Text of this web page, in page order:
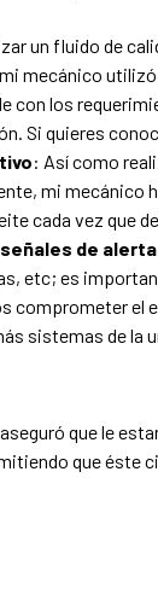
un fluido de
mecánico
con los
Si quieres
: Así como
mi mecánico
cada vez que
de alerta
etc; es
comprometer el
sistemas de la
que le
que éste